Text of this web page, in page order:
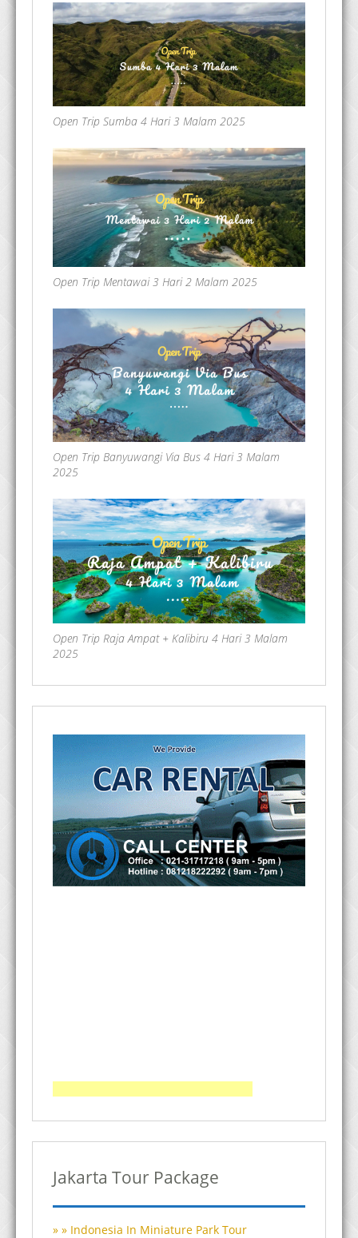
Open Trip Sumba 4 Hari 3 Malam 2025
Open Trip Mentawai 3 Hari 2 Malam 2025
Open Trip Banyuwangi Via Bus 4 Hari 3 Malam
2025
Open Trip Raja Ampat + Kalibiru 4 Hari 3 Malam
2025
Jakarta Tour Package
Indonesia In Miniature Park Tour